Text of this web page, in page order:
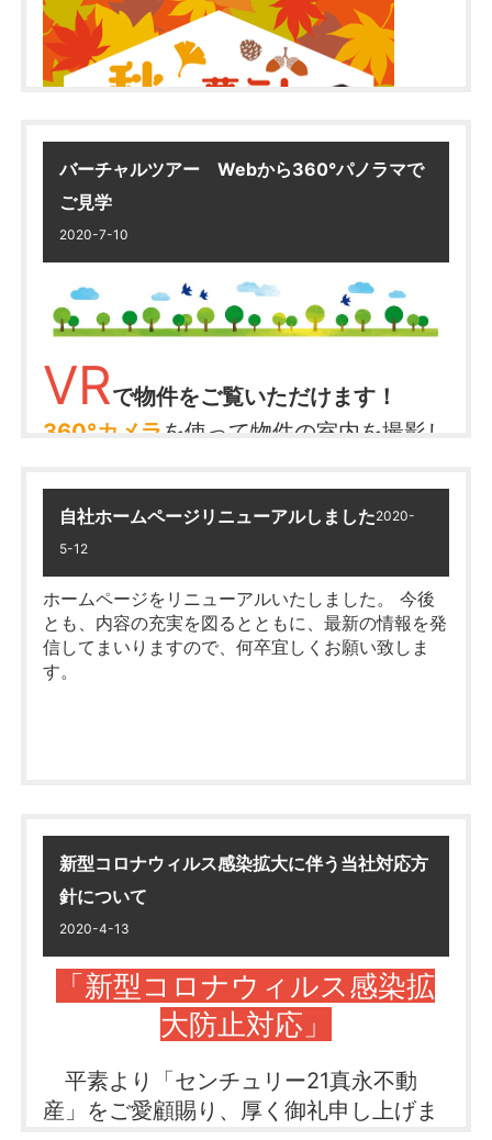
@shineifudousan でチェック♪
〇内容〇
期間中に、
●売買または賃貸で「ご成約」、「ご来
店」頂いたお客様へ
210名様に豪華プレゼント
（詳細は上の画像をご覧ください♪）
もご応募いただけます♪
●「専任専属または専任媒介契約」を締
結していただいた
でご注意ください！
・法人の売主様 ・同回フェアにおいてご応募数が
2口以上の売主様
・締結後3ヶ月以内に解約された売主様
・期間外に加盟店と専属専任または専任媒介契約を
締結されている売主様
・センチュリー21加盟店関係者
・過去のフェアにおいて一度商品券をお渡ししてい
る同一人物かつ同物件の媒介契約
〇期間〇
バーチャルツアー Webから360°パノラマで
ご見学
2020-7-10
VRで物件をご覧いただけます！
360°カメラ を使って物件の室内を撮影し
通常の写真だけではわからない、空間全
体の雰囲気をご覧ください♪
大垣市本今5丁目 新築一戸建て
クリック
大垣市中川町2丁目 F区画
自社ホームページリニューアルしました2020-
5-12
ホームページを リニューアルいたしました。 今後
とも、内容の充実を図るとともに、最新の情報を発
信してまいりますので、何卒宜しくお願い致しま
す。
新型コロナウィルス感染拡大に伴う当社対応方
針について
2020-4-13
「新型コロナウィルス感染拡
大防止対応」
平素より「センチュリー21真永不動
産」をご愛顧賜り、厚く御礼申し上げま